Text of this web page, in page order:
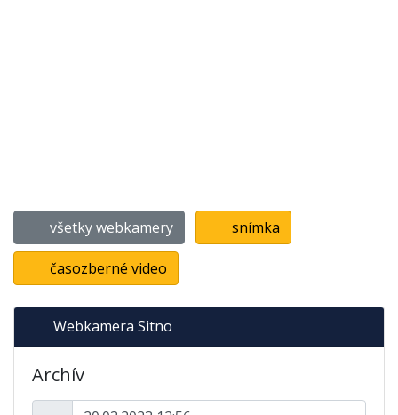
všetky webkamery snímka
časozberné video
Webkamera Sitno
Archív